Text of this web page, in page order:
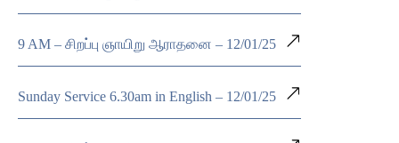
9 AM – சிறப்பு ஞாயிறு ஆராதனை – 12/01/25
Sunday Service 6.30am in English – 12/01/25